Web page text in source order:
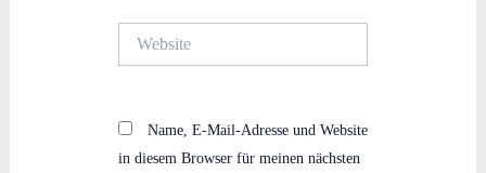
Name, E-Mail-Adresse und Website
in diesem Browser für meinen nächsten